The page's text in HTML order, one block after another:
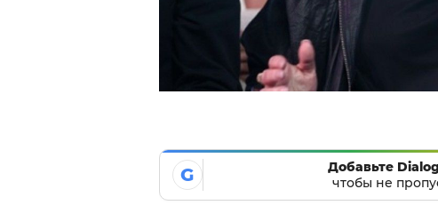
G
Добавьте
чтобы не